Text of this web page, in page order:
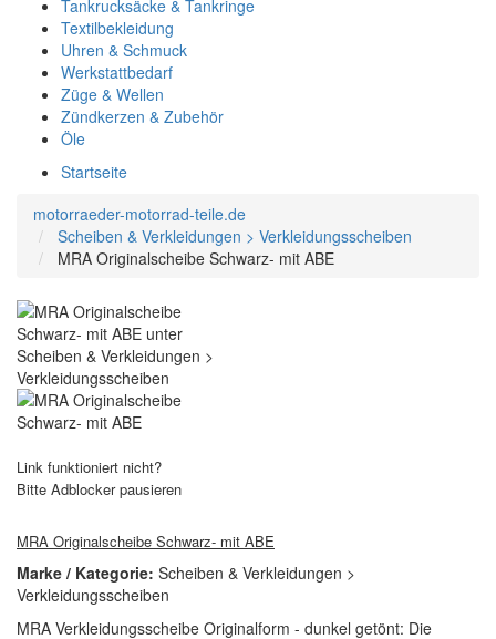
Tankrucksäcke & Tankringe
Textilbekleidung
Uhren & Schmuck
Werkstattbedarf
Züge & Wellen
Zündkerzen & Zubehör
Öle
Startseite
motorraeder-motorrad-teile.de
Scheiben & Verkleidungen > Verkleidungsscheiben
MRA Originalscheibe Schwarz- mit ABE
Link funktioniert nicht?
Bitte Adblocker pausieren
MRA Originalscheibe Schwarz- mit ABE
Marke / Kategorie: Scheiben & Verkleidungen >
Verkleidungsscheiben
MRA Verkleidungsscheibe Originalform - dunkel getönt: Die